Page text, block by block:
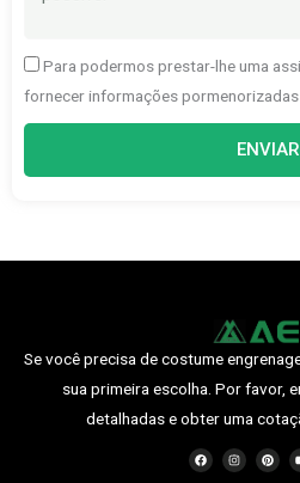
Para podermos prestar-lhe uma
fornecer informações
ENVIAR
Se você precisa de costume
sua primeira escolha. Por favor,
detalhadas e obter uma
F
a
c
I
n
s
P
i
n